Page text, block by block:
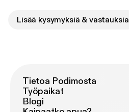
Lisää kysymyksiä & vastauksia
Tietoa Podimosta
Työpaikat
Blogi